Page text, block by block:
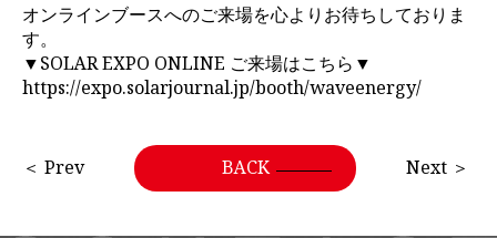
オンラインブースへのご来場を心よりお待ちしておりま
す。
▼SOLAR EXPO ONLINE ご来場はこちら▼
https://expo.solarjournal.jp/booth/waveenergy/
＜ Prev BACK Next ＞